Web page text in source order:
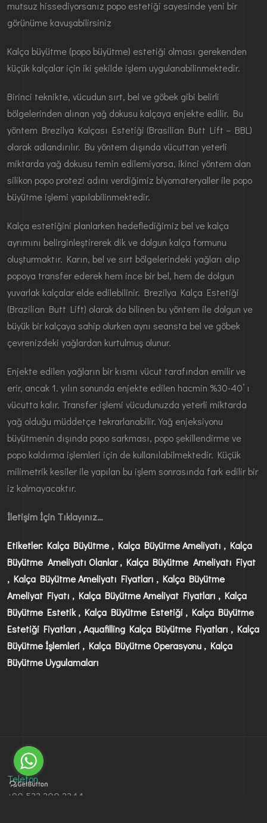
mutsuz hissediyorsanız popo estetiği sayesinde yeni bir
görünüme kavuşabilirsiniz
Kalça büyütme (popo büyütme) estetiği olması gerekenden
küçük kalçalar için iki şekilde işlem uygulanabilinmektedir.
Birinci teknikte, vücudun sırt, bel ve göbek gibi belirli
bölgelerinden alınan yağ dokusu kalçaya enjekte edilir. Bu
yöntem Brezilya Kalçası Estetiği (Brasilian Butt Lift – BBL)
olarak adlandırılır. Bu yöntem dışında vücuttan yeterli
miktarda yağ dokusu temin edilemiyorsa, ikinci yöntem olan
silikon popo protezi adını verdiğimiz biyomateryaller ile popo
büyütme işlemi yapılabilinmektedir.
Kalça estetiğini planlarken hedeflediğimiz bel ve kalça
ayrımını belirginleştirerek dik ve dolgun kalça formunu
oluşturmaktır. Karın, bel ve sırt bölgelerindeki yağları alıp
popoya transfer ederek hem ince bir bel, hem de dolgun
yuvarlak kalçalar elde edilebilinir. Brezilya Kalça Estetiği
(Brazilian Butt Lift) olarak da bilinen bu yöntem ile dolgun ve
büyük bir kalçaya sahip olurken aynı seansta bel ve göbek
çevrenizdeki yağlardan kurtulmuş olunur.
Enjekte edilen yağların bir kısmı vücut tarafından emilir ve
erir, ancak 1. yılın sonunda enjekte edilen hacmin %30-40’ ı
vücutta kalır. Transfer işlemi vücudunuzda yeterli miktarda
yağ olduğu müddetçe tekrarlanabilir. Yağ enjeksiyonu
büyütmenin dışında popo sarkması, popo şekillendirme ve
popo kaldırma işlemleri için de kullanılabilmektedir. Küçük
milimetrik kesiler ile yapılan bu işlem sonrasında fark edilir bir
iz kalmayacaktır.
İletişim İçin Tıklayınız…
Etiketler: Kalça Büyütme , Kalça Büyütme Ameliyatı , Kalça
Büyütme Ameliyatı Olanlar , Kalça Büyütme Ameliyatı Fiyat
, Kalça Büyütme Ameliyatı Fiyatları , Kalça Büyütme
Ameliyat Fiyatı , Kalça Büyütme Ameliyat Fiyatları , Kalça
Büyütme Estetik , Kalça Büyütme Estetiği , Kalça Büyütme
Estetiği Fiyatları , Aquafilling Kalça Büyütme Fiyatları , Kalça
Büyütme İşlemleri , Kalça Büyütme Operasyonu , Kalça
Büyütme Uygulamaları
Telefon
+90 533 200 2344